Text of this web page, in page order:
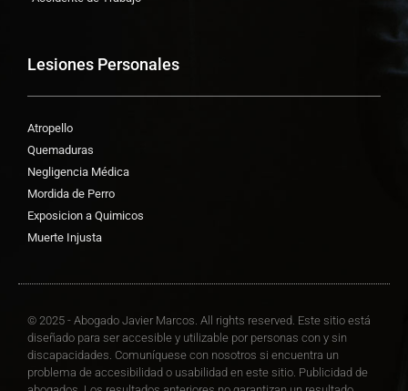
Lesiones Personales
Atropello
Quemaduras
Negligencia Médica
Mordida de Perro
Exposicion a Quimicos
Muerte Injusta
© 2025 - Abogado Javier Marcos. All rights reserved. Este sitio está
diseñado para ser accesible y utilizable por personas con y sin
discapacidades. Comuníquese con nosotros si encuentra un
problema de accesibilidad o usabilidad en este sitio. Publicidad de